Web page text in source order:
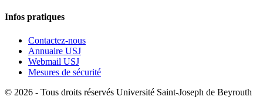
Infos pratiques
Contactez-nous
Annuaire USJ
Webmail USJ
Mesures de sécurité
© 2026 - Tous droits réservés Université Saint-Joseph de Beyrouth